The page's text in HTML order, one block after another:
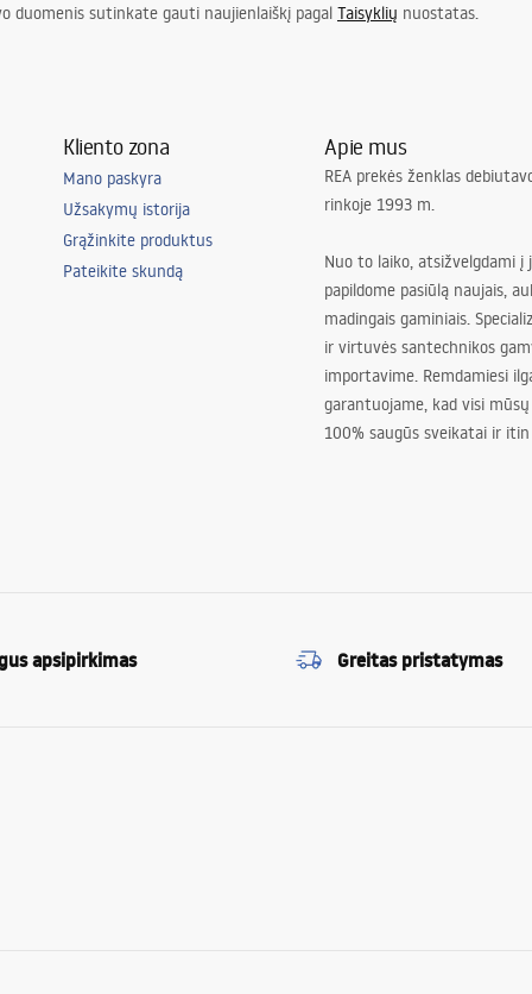
duomenis sutinkate gauti naujienlaiškį pagal Taisyklių nuostatas.
Kliento zona
Mano paskyra
Užsakymų istorija
Grąžinkite produktus
Pateikite skundą
Apie mus
REA prekės ženklas
rinkoje 1993 m.
Nuo to laiko, atsižvelgdami į
papildome pasiūlą naujais,
madingais gaminiais.
ir virtuvės santechnikos
importavime. Remdamiesi
garantuojame, kad visi
100% saugūs sveikatai ir
apsipirkimas Greitas pristatymas